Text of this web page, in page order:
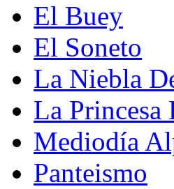
El Buey
El Soneto
La Niebla
La Princesa
Mediodía
Panteismo